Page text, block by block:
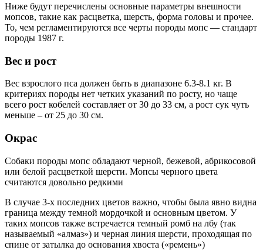
Ниже будут перечислены основные параметры внешности
мопсов, такие как расцветка, шерсть, форма головы и прочее.
То, чем регламентируются все черты породы мопс — стандарт
породы 1987 г.
Вес и рост
Вес взрослого пса должен быть в диапазоне 6.3-8.1 кг. В
критериях породы нет четких указаний по росту, но чаще
всего рост кобелей составляет от 30 до 33 см, а рост сук чуть
меньше – от 25 до 30 см.
Окрас
Собаки породы мопс обладают черной, бежевой, абрикосовой
или белой расцветкой шерсти. Мопсы черного цвета
считаются довольно редкими
В случае 3-х последних цветов важно, чтобы была явно видна
граница между темной мордочкой и основным цветом. У
таких мопсов также встречается темный ромб на лбу (так
называемый «алмаз») и черная линия шерсти, проходящая по
спине от затылка до основания хвоста («ремень»)